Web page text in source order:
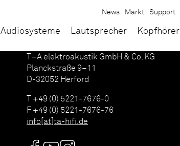
Audiosysteme Lautsprecher Kopfhörer
News Markt Support
T+A elektroakustik GmbH & Co. KG
Planckstraße 9–11
D-32052 Herford
T +49 (0) 5221-7676-0
F +49 (0) 5221-7676-76
info[at]ta-hifi.de